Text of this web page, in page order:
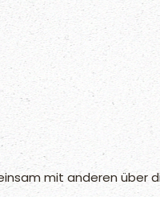
mit anderen über